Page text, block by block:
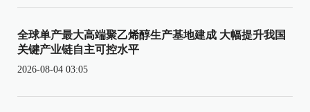
全球单产最大高端聚乙烯醇生产基地建成 大幅提升我国
关键产业链自主可控水平
2026-08-04 03:05